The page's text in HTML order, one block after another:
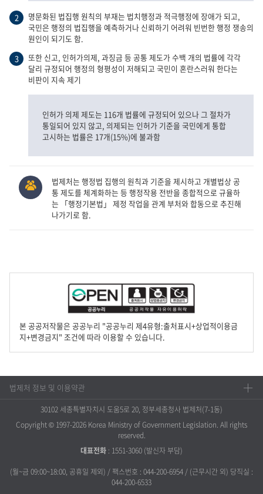
2
명문화된 법집행 원칙의 부재는 법치행정과 적극행정에 장애가 되고,
국민은 행정의 법집행을 예측하거나 신뢰하기 어려워 빈번한 행정 쟁송의
원인이 되기도 함.
3
또한 신고, 인허가의제, 과징금 등 공통 제도가 수백 개의 법률에 각각
달리 규정되어 행정의 형평성이 저해되고 국민이 혼란스러워 한다는
비판이 지속 제기
인허가 의제 제도는 116개 법률에 규정되어 있으나 그 절차가
통일되어 있지 않고, 의제되는 인허가 기준을 국민에게 통합
고시하는 법률은 17개(15%)에 불과함
법제처는 행정법 집행의 원칙과 기준을 제시하고 개별법상 공
통 제도를 체계화하는 등 행정작용 전반을 종합적으로 규율하
는 「행정기본법」 제정 작업을 관계 부처와 합동으로 추진해
나가기로 함.
본 공공저작물은 공공누리 "공공누리 제4유형:출처표시+상업적이용금
지+변경금지" 조건에 따라 이용할 수 있습니다.
법제처 정보 및 이용약관
30102 세종특별자치시 도움5로 20, 정부세종청사 법제처(7-1동)
Copyright © 1997-2026 Korea Ministry of Government Legislation. All rights
reserved.
대표전화 : 1551-3060 (발신자 부담)
(월~금 09:00~18:00, 공휴일 제외) / 팩스번호 : 044-200-6954 / (근무시간 외) 당직실 :
044-200-6533